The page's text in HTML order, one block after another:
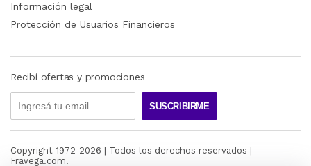
Información legal
Protección de Usuarios Financieros
Recibí ofertas y promociones
SUSCRIBIRME
Copyright 1972-2026 | Todos los derechos reservados |
Fravega.com.